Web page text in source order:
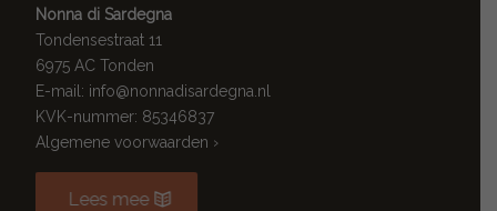
Nonna di Sardegna
Tondensestraat 11
6975 AC Tonden
E-mail: info@nonnadisardegna.nl
KVK-nummer: 85346837
Algemene voorwaarden ›
Lees mee